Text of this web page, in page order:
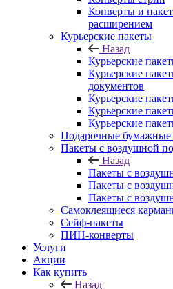
Конверты и
расширением
Курьерские пакеты
Назад
Курьерские
Курьерские
документов
Курьерские
Курьерские
Курьерские
Подарочные бумажные
Пакеты с воздушной
Назад
Пакеты с
Пакеты с
Пакеты с
Самоклеящиеся
Сейф-пакеты
ПИН-конверты
Услуги
Акции
Как купить
Назад